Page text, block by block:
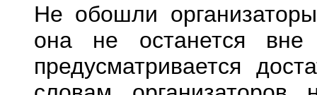
Не обошли
она не останется вне
предусматривается